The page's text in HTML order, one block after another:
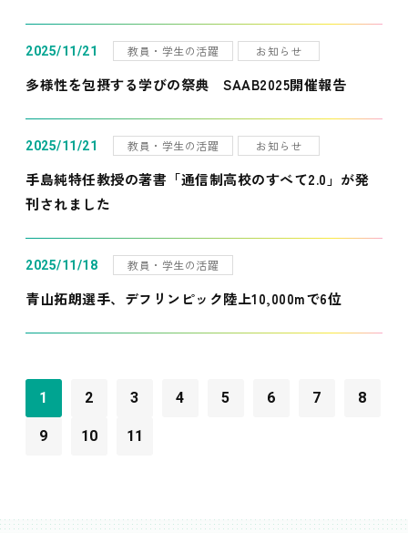
2025/11/21 教員・学生の活躍 お知らせ
多様性を包摂する学びの祭典 SAAB2025開催報告
2025/11/21 教員・学生の活躍 お知らせ
手島純特任教授の著書「通信制高校のすべて2.0」が発
刊されました
2025/11/18 教員・学生の活躍
青山拓朗選手、デフリンピック陸上10,000mで6位
1 2 3 4 5 6 7 8
9 10 11